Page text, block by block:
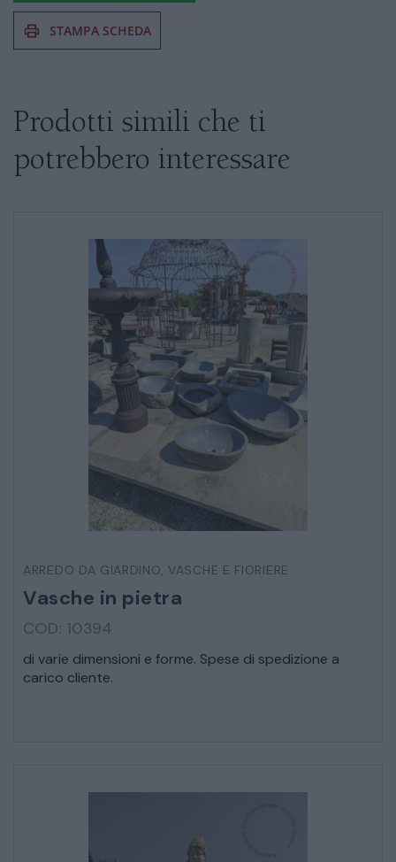
MOBILI
STAMPA SCHEDA
esitate a chiedere informazioni
Prodotti simili che ti
potrebbero interessare
ARREDO DA GIARDINO, VASCHE E FIORIERE
Vasche in pietra
COD: 10394
di varie dimensioni e forme. Spese di spedizione a
carico cliente.